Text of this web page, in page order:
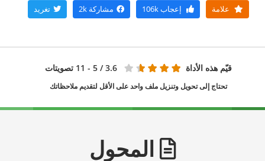
علامة إعجاب مشاركة 2k تغريد
قيّم هذه الأداة 3.6 / 5 - 11 تصويتات
تحتاج إلى تحويل وتنزيل ملف واحد على الأقل لتقديم ملاحظاتك
المحول